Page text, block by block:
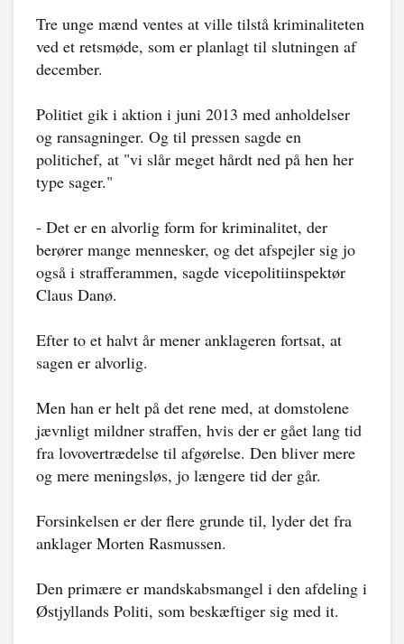
Tre unge mænd ventes at ville tilstå kriminaliteten
ved et retsmøde, som er planlagt til slutningen af
december.
Politiet gik i aktion i juni 2013 med anholdelser
og ransagninger. Og til pressen sagde en
politichef, at "vi slår meget hårdt ned på hen her
type sager."
- Det er en alvorlig form for kriminalitet, der
berører mange mennesker, og det afspejler sig jo
også i strafferammen, sagde vicepolitiinspektør
Claus Danø.
Efter to et halvt år mener anklageren fortsat, at
sagen er alvorlig.
Men han er helt på det rene med, at domstolene
jævnligt mildner straffen, hvis der er gået lang tid
fra lovovertrædelse til afgørelse. Den bliver mere
og mere meningsløs, jo længere tid der går.
Forsinkelsen er der flere grunde til, lyder det fra
anklager Morten Rasmussen.
Den primære er mandskabsmangel i den afdeling i
Østjyllands Politi, som beskæftiger sig med it.